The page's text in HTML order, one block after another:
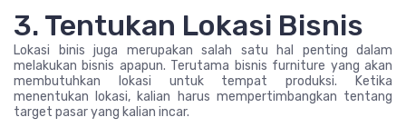
3. Tentukan Lokasi Bisnis
Lokasi binis juga merupakan salah satu hal penting dalam
melakukan bisnis apapun. Terutama bisnis furniture yang akan
membutuhkan lokasi untuk tempat produksi. Ketika
menentukan lokasi, kalian harus mempertimbangkan tentang
target pasar yang kalian incar.